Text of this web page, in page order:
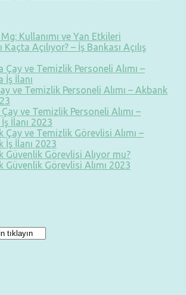
Kullanımı ve Yan Etkileri
Kaçta Açılıyor? – İş Bankası Açılış
Çay ve Temizlik Personeli Alımı –
İş İlanı
ve Temizlik Personeli Alımı – Akbank
ve Temizlik Personeli Alımı –
İlanı 2023
Çay ve Temizlik Görevlisi Alımı –
İş İlanı 2023
Güvenlik Görevlisi Alıyor mu?
Güvenlik Görevlisi Alımı 2023